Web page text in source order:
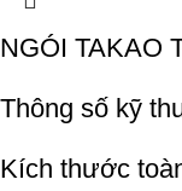
NGÓI TAKAO
Thông số kỹ
Kích thước